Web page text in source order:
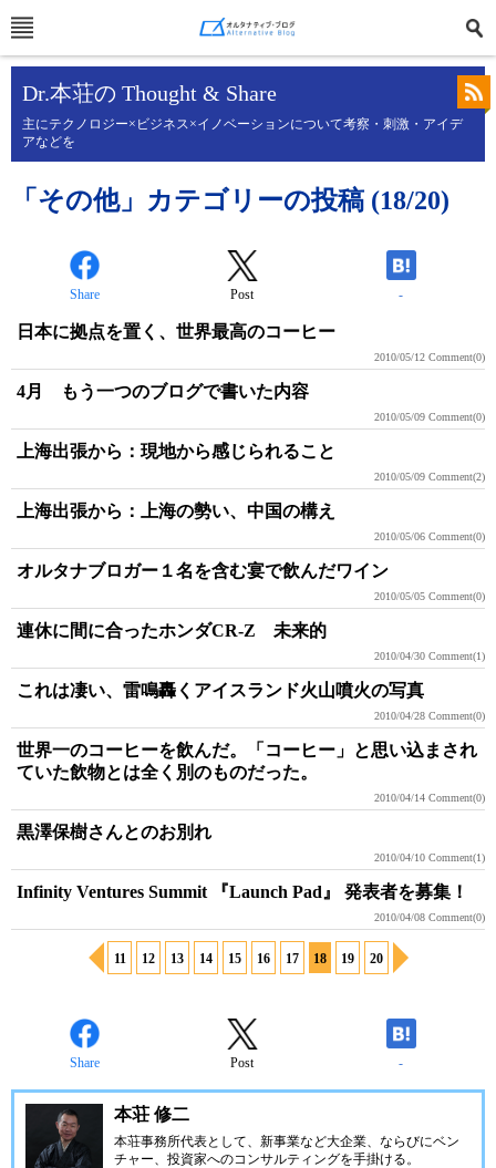
Dr.本荘の Thought & Share
主にテクノロジー×ビジネス×イノベーションについて考察・刺激・アイデ
アなどを
「その他」カテゴリーの投稿 (18/20)
Share Post -
日本に拠点を置く、世界最高のコーヒー
2010/05/12 Comment(0)
4月 もう一つのブログで書いた内容
2010/05/09 Comment(0)
上海出張から：現地から感じられること
2010/05/09 Comment(2)
上海出張から：上海の勢い、中国の構え
2010/05/06 Comment(0)
オルタナブロガー１名を含む宴で飲んだワイン
2010/05/05 Comment(0)
連休に間に合ったホンダCR-Z 未来的
2010/04/30 Comment(1)
これは凄い、雷鳴轟くアイスランド火山噴火の写真
2010/04/28 Comment(0)
世界一のコーヒーを飲んだ。「コーヒー」と思い込まされ
ていた飲物とは全く別のものだった。
2010/04/14 Comment(0)
黒澤保樹さんとのお別れ
2010/04/10 Comment(1)
Infinity Ventures Summit 『Launch Pad』 発表者を募集！
2010/04/08 Comment(0)
11 12 13 14 15 16 17 18 19 20
Share Post -
本荘 修二
本荘事務所代表として、新事業など大企業、ならびにベン
チャー、投資家へのコンサルティングを手掛ける。